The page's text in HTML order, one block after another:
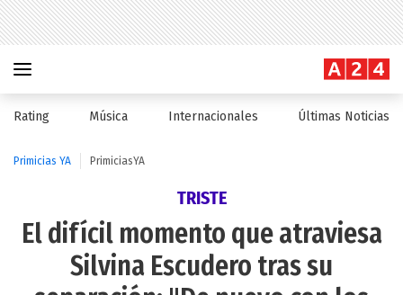
Rating Música Internacionales Últimas Noticias
Primicias YA PrimiciasYA
TRISTE
El difícil momento que atraviesa
Silvina Escudero tras su